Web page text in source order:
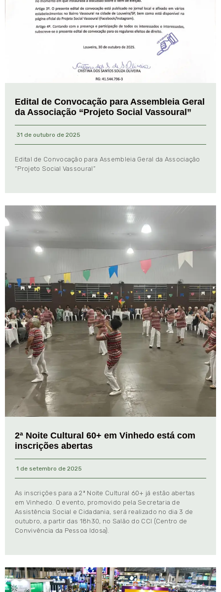
Edital de Convocação para Assembleia Geral
da Associação “Projeto Social Vassoural”
31 de outubro de 2025
Edital de Convocação para Assembleia Geral da Associação
“Projeto Social Vassoural”
2ª Noite Cultural 60+ em Vinhedo está com
inscrições abertas
1 de setembro de 2025
As inscrições para a 2ª Noite Cultural 60+ já estão abertas
em Vinhedo. O evento, promovido pela Secretaria de
Assistência Social e Cidadania, será realizado no dia 3 de
outubro, a partir das 18h30, no Salão do CCI (Centro de
Convivência da Pessoa Idosa).